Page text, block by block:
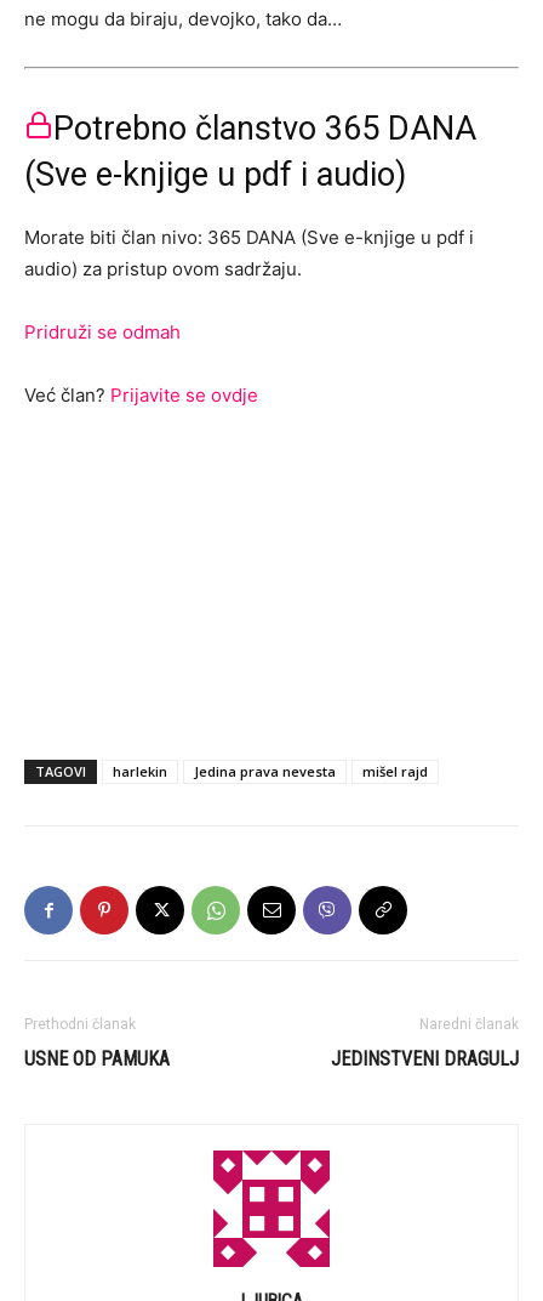
ne mogu da biraju, devojko, tako da…
Potrebno članstvo 365 DANA
(Sve e-knjige u pdf i audio)
Morate biti član nivo: 365 DANA (Sve e-knjige u pdf i
audio) za pristup ovom sadržaju.
Pridruži se odmah
Već član? Prijavite se ovdje
TAGOVI harlekin Jedina prava nevesta mišel rajd
Prethodni članak
USNE OD PAMUKA
Naredni članak
JEDINSTVENI DRAGULJ